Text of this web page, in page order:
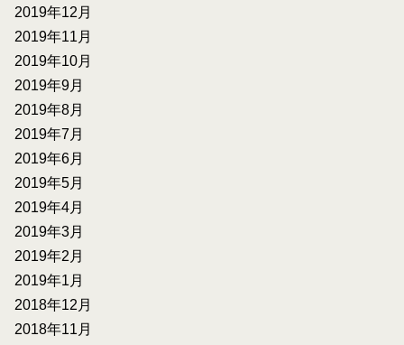
2019年12月
2019年11月
2019年10月
2019年9月
2019年8月
2019年7月
2019年6月
2019年5月
2019年4月
2019年3月
2019年2月
2019年1月
2018年12月
2018年11月